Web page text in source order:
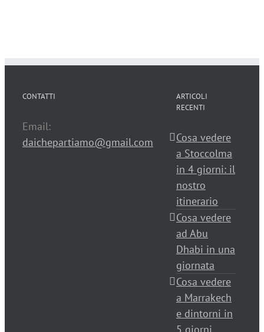
CONTATTI
Email:
daichepartiamo@gmail.com
ARTICOLI
RECENTI
Cosa vedere
a Stoccolma
in 4 giorni: il
nostro
itinerario
Cosa vedere
ad Abu
Dhabi in una
giornata
Cosa vedere
a Marrakech
e dintorni in